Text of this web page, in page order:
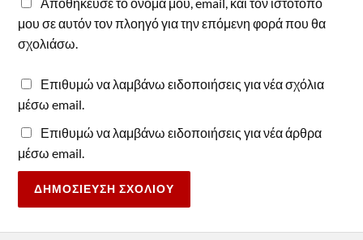
Αποθήκευσε το όνομά μου, email, και τον ιστότοπο
μου σε αυτόν τον πλοηγό για την επόμενη φορά που θα
σχολιάσω.
Επιθυμώ να λαμβάνω ειδοποιήσεις για νέα σχόλια
μέσω email.
Επιθυμώ να λαμβάνω ειδοποιήσεις για νέα άρθρα
μέσω email.